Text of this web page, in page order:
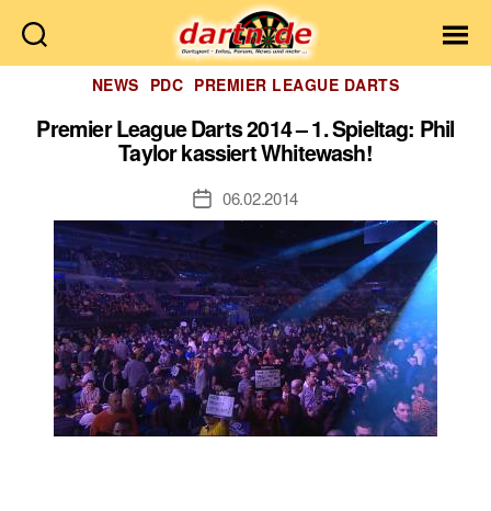
Dartn.de
Kategorien
NEWS PDC PREMIER LEAGUE DARTS
Premier League Darts 2014 – 1. Spieltag: Phil
Taylor kassiert Whitewash!
Veröffentlichungsdatum
06.02.2014